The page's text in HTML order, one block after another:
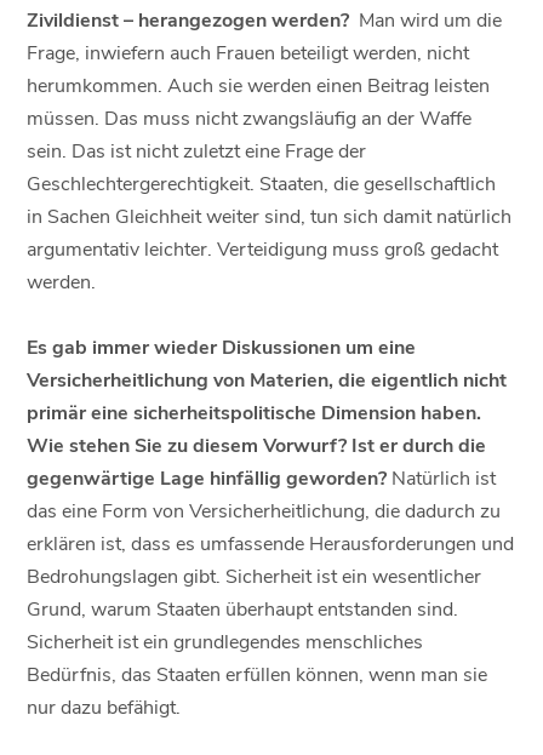
Zivildienst – herangezogen werden? Man wird um die
Frage, inwiefern auch Frauen beteiligt werden, nicht
herumkommen. Auch sie werden einen Beitrag leisten
müssen. Das muss nicht zwangsläufig an der Waffe
sein. Das ist nicht zuletzt eine Frage der
Geschlechtergerechtigkeit. Staaten, die gesellschaftlich
in Sachen Gleichheit weiter sind, tun sich damit natürlich
argumentativ leichter. Verteidigung muss groß gedacht
werden.
Es gab immer wieder Diskussionen um eine
Versicherheitlichung von Materien, die eigentlich nicht
primär eine sicherheitspolitische Dimension haben.
Wie stehen Sie zu diesem Vorwurf? Ist er durch die
gegenwärtige Lage hinfällig geworden? Natürlich ist
das eine Form von Versicherheitlichung, die dadurch zu
erklären ist, dass es umfassende Herausforderungen und
Bedrohungslagen gibt. Sicherheit ist ein wesentlicher
Grund, warum Staaten überhaupt entstanden sind.
Sicherheit ist ein grundlegendes menschliches
Bedürfnis, das Staaten erfüllen können, wenn man sie
nur dazu befähigt.